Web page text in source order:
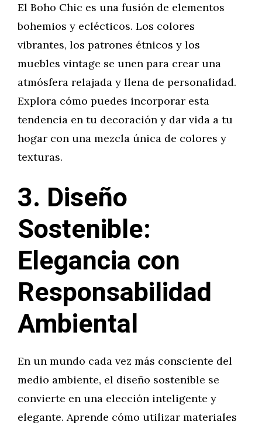
El Boho Chic es una fusión de elementos
bohemios y eclécticos. Los colores
vibrantes, los patrones étnicos y los
muebles vintage se unen para crear una
atmósfera relajada y llena de personalidad.
Explora cómo puedes incorporar esta
tendencia en tu decoración y dar vida a tu
hogar con una mezcla única de colores y
texturas.
3. Diseño
Sostenible:
Elegancia con
Responsabilidad
Ambiental
En un mundo cada vez más consciente del
medio ambiente, el diseño sostenible se
convierte en una elección inteligente y
elegante. Aprende cómo utilizar materiales